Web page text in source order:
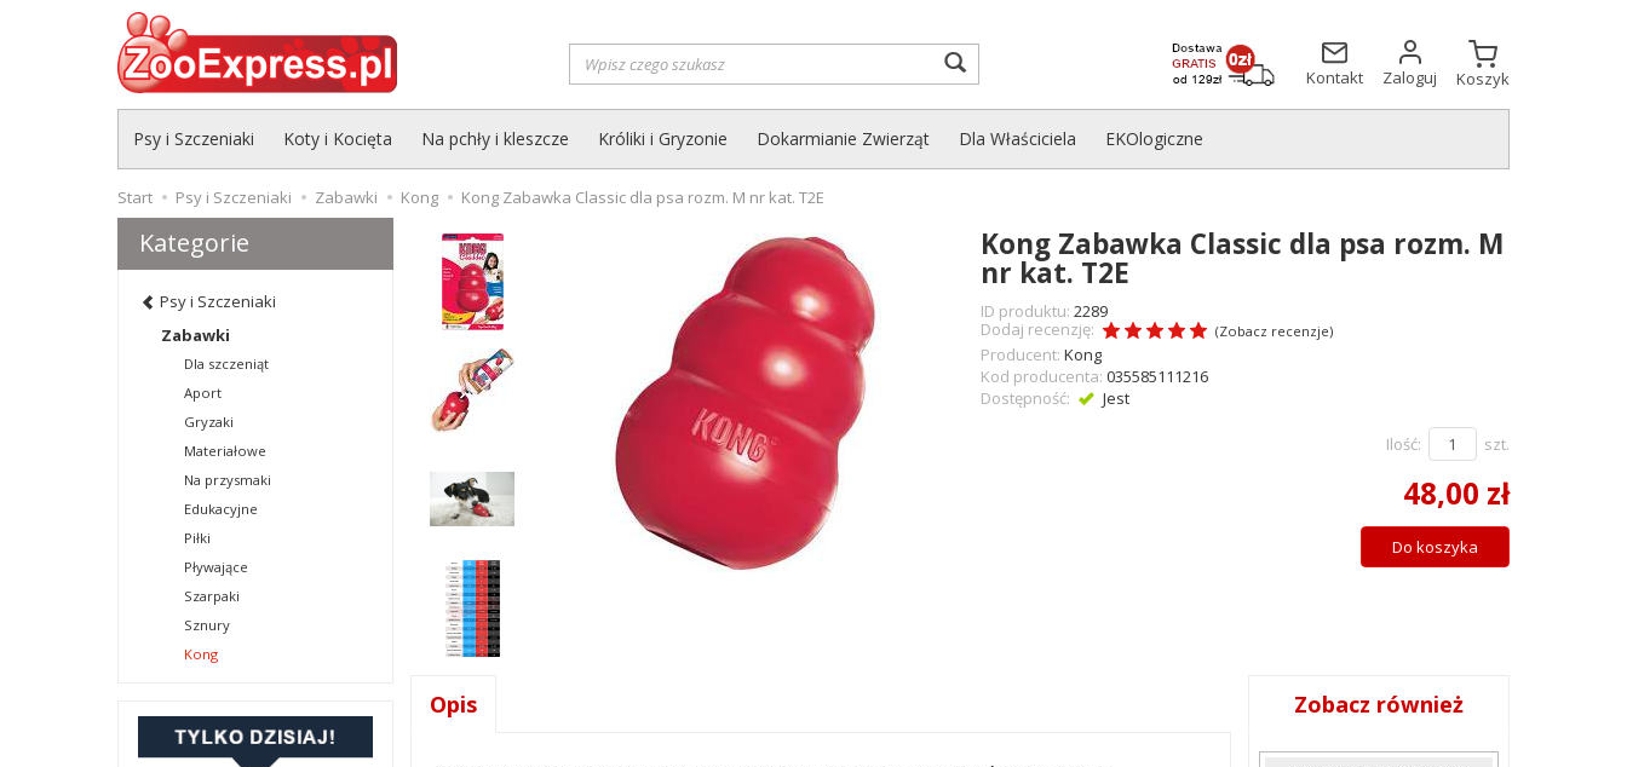
Kontakt
Zaloguj Koszyk
Psy i Szczeniaki Koty i Kocięta Na pchły i kleszcze Króliki i Gryzonie Dokarmianie Zwierząt Dla Właściciela EKOlogiczne
Start Psy i Szczeniaki Zabawki Kong Kong Zabawka Classic dla psa rozm. M nr kat. T2E
Kong Zabawka Classic dla psa rozm. M
nr kat. T2E
ID produktu: 2289
Dodaj recenzję:
(Zobacz recenzje)
Producent: Kong
Kod producenta: 035585111216
Dostępność:
Jest
Ilość: szt.
48,00 zł
Do koszyka
Opis Zobacz również
Kategorie
Psy i Szczeniaki
Zabawki
Dla szczeniąt
Aport
Gryzaki
Materiałowe
Na przysmaki
Edukacyjne
Piłki
Pływające
Szarpaki
Sznury
Kong